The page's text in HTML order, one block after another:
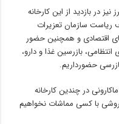
در بازدید از این کارخانه
ریاست سازمان تعزیرات
اقتصادی و همچنین حضور
بازرسین غذا و دارو،
حضورداریم.
در چندین کارخانه
با کسی مماشات نخواهیم